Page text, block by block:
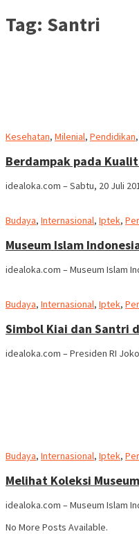
Tag: Santri
Kesehatan, Milenial, Pendidikan,
Berdampak pada
idealoka.com – Sabtu, 20 Juli
Budaya, Internasional, Iptek,
Museum Islam
idealoka.com – Museum Islam
Budaya, Internasional, Iptek,
Simbol Kiai dan Santri
idealoka.com – Presiden RI
Budaya, Internasional, Iptek,
Melihat Koleksi
idealoka.com – Museum Islam
No More Posts Available.